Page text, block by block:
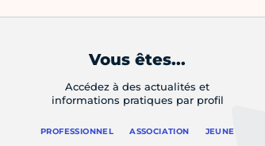
Vous êtes...
Accédez à des actualités et
informations pratiques par profil
PROFESSIONNEL ASSOCIATION JEUNE